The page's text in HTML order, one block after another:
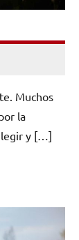
Muchos
la
y […]